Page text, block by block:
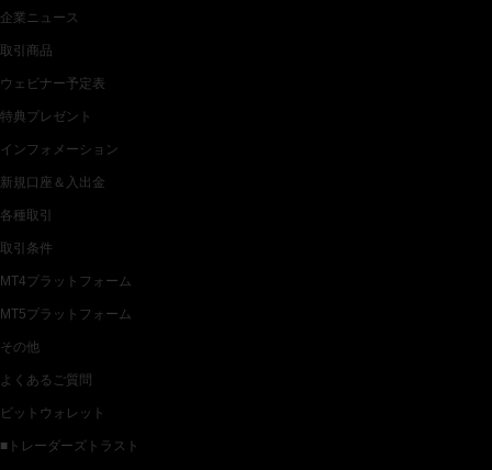
企業ニュース
取引商品
ウェビナー予定表
特典プレゼント
インフォメーション
新規口座＆入出金
各種取引
取引条件
MT4プラットフォーム
MT5プラットフォーム
その他
よくあるご質問
ビットウォレット
■トレーダーズトラスト